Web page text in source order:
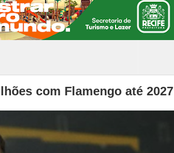
com Flamengo até 2027